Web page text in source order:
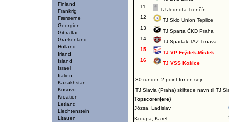
Finland
Frankrig
Færøerne
Georgien
Gibraltar
Grækenland
Holland
Irland
Island
Israel
Italien
Kazakhstan
Kosovo
Kroatien
Letland
Liechtenstein
Litauen
11
TJ Jednota Trenčín
12
TJ Sklo Union Teplice
13
TJ Sparta ČKD Praha
14
TJ Spartak TAZ Trnava
15
TJ VP Frýdek-Místek
16
TJ VSS Košice
30 runder. 2 point for en sejr.
TJ Slavia (Praha) skiftede navn til TJ
Topscorer(ere)
Józsa, Ladislav
Kroupa, Karel